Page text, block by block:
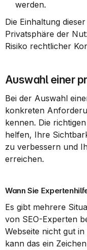
werden.
Die Einhaltung
Privatsphäre der
Risiko rechtlicher
Auswahl einer
Bei der Auswahl
konkreten
kennen. Die
helfen, Ihre
zu verbessern und
erreichen.
Wann Sie
Es gibt mehrere
von SEO-Experten
Webseite nicht gut
kann das ein